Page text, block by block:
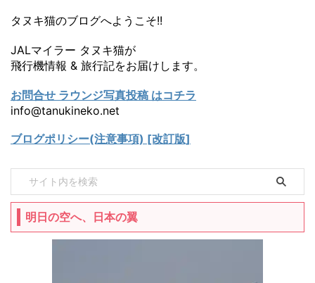
タヌキ猫のブログへようこそ!!
JALマイラー タヌキ猫が
飛行機情報 & 旅行記をお届けします。
お問合せ ラウンジ写真投稿 はコチラ
info@tanukineko.net
ブログポリシー(注意事項) [改訂版]
明日の空へ、日本の翼